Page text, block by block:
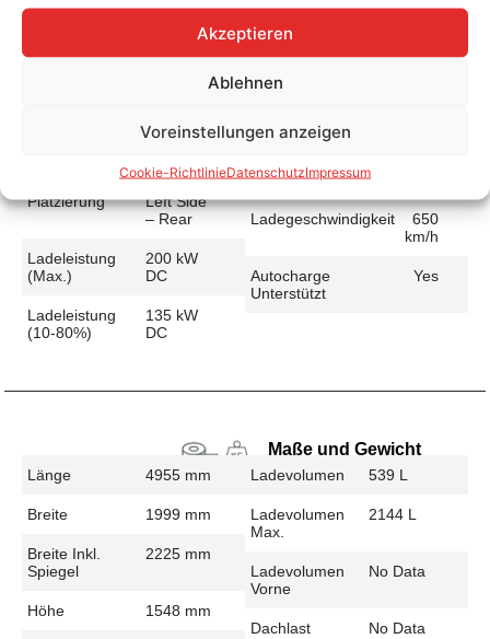
Akzeptieren
Ablehnen
Voreinstellungen anzeigen
Cookie-RichtlinieDatenschutzImpressum
Schnellladen
Platzierung
Left Side
– Rear
Ladeleistung
(max.)
200 kW
DC
Ladeleistung
(10-80%)
135 kW
DC
>392 Km)
Ladegeschwindigkeit
650
km/h
Autocharge
Unterstützt
Yes
Maße und Gewicht
Länge 4955 mm
Breite 1999 mm
Breite Inkl.
Spiegel
2225 mm
Höhe 1548 mm
Ladevolumen 539 L
Ladevolumen
Max.
2144 L
Ladevolumen
Vorne
No Data
Dachlast No Data